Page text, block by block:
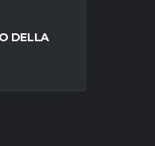
DELLA